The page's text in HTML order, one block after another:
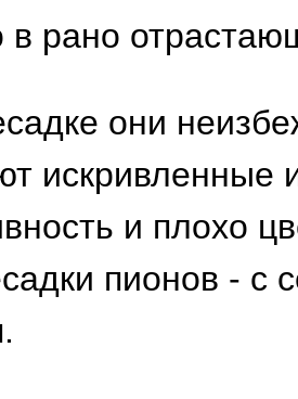
в рано
они
искривленные
и плохо
пионов - с